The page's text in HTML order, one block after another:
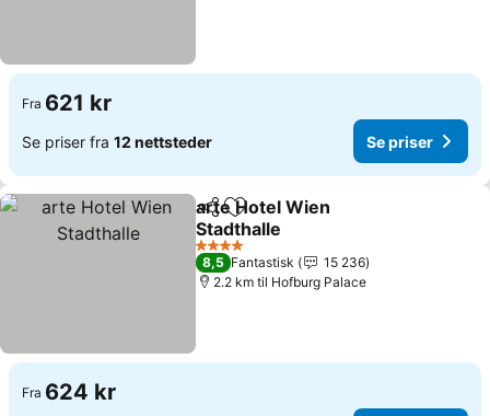
Fra 621 kr
Se priser fra 12 nettsteder Se priser
Del Legg til i favoritter
arte Hotel Wien
Stadthalle
Se priser
4 Stjerner
8,5 Fantastisk
15 236
2.2 km til Hofburg Palace
Fra 624 kr